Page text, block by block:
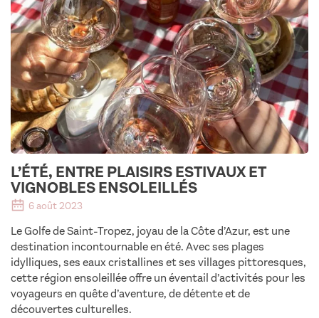
L’ÉTÉ, ENTRE PLAISIRS ESTIVAUX ET
VIGNOBLES ENSOLEILLÉS
6 août 2023
Le Golfe de Saint-Tropez, joyau de la Côte d’Azur, est une
destination incontournable en été. Avec ses plages
idylliques, ses eaux cristallines et ses villages pittoresques,
cette région ensoleillée offre un éventail d’activités pour les
voyageurs en quête d’aventure, de détente et de
découvertes culturelles.